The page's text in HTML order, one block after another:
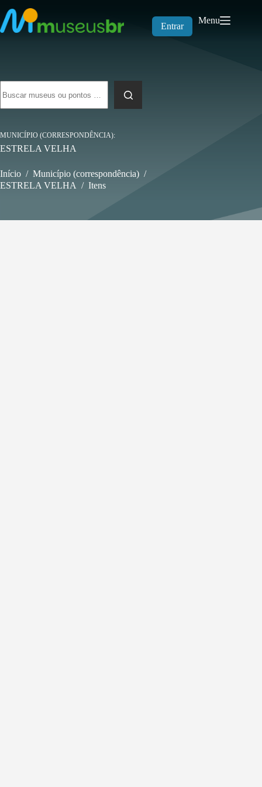
para
o
conteúdo
Entrar
Menu
resultados
MUNICÍPIO (CORRESPONDÊNCIA)
ESTRELA VELHA
Início / Município (correspondência) /
ESTRELA VELHA / Itens